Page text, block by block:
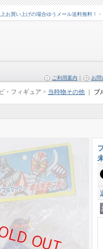
お買い上げの場合ゆうメール送料無料！
ご利用案内 お問
・フィギュア > 当時物その他 ブ